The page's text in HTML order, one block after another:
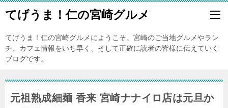
てげうま！仁の宮崎グルメ
てげうま！仁の宮崎グルメにようこそ。宮崎のご当地グルメやラン
チ、カフェ情報をいち早く、そして正確に読者の皆様に伝えていく
ブログです。
元祖熟成細麺 香来 宮崎ナナイロ店は元旦か